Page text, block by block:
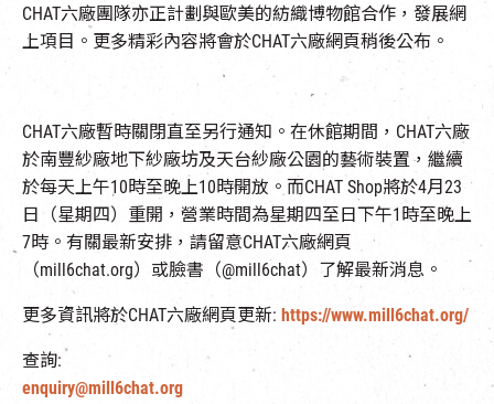
CHAT六廠團隊亦正計劃與歐美的紡織博物館合作，發展網
上項目。更多精彩內容將會於CHAT六廠網頁稍後公布。
CHAT六廠暫時關閉直至另行通知。在休館期間，CHAT六廠
於南豐紗廠地下紗廠坊及天台紗廠公園的藝術裝置，繼續
於每天上午10時至晚上10時開放。而CHAT Shop將於4月23
日（星期四）重開，營業時間為星期四至日下午1時至晚上
7時。有關最新安排，請留意CHAT六廠網頁
（mill6chat.org）或臉書（@mill6chat）了解最新消息。
更多資訊將於CHAT六廠網頁更新: https://www.mill6chat.org/
查詢:
enquiry@mill6chat.org